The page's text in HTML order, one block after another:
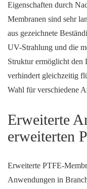
Eigenschaften durch
Membranen sind sehr
aus gezeichnete
UV-Strahlung und die
Struktur ermöglicht den
verhindert gleichzeitig
Wahl für verschiedene
Erweiterte
erweiterten
Erweiterte PTFE-
Anwendungen in